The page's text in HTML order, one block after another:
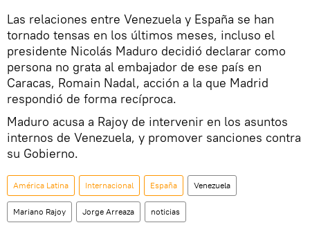
​Las relaciones entre Venezuela y España se han
tornado tensas en los últimos meses, incluso el
presidente Nicolás Maduro decidió declarar como
persona no grata al embajador de ese país en
Caracas, Romain Nadal, acción a la que Madrid
respondió de forma recíproca.
Maduro acusa a Rajoy de intervenir en los asuntos
internos de Venezuela, y promover sanciones contra
su Gobierno.
América Latina Internacional España Venezuela
Mariano Rajoy Jorge Arreaza noticias